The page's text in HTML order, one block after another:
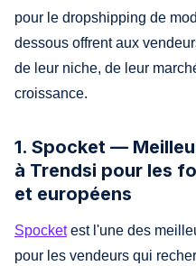
pour le dropshipping de
dessous offrent aux
de leur niche, de leur
croissance.
1. Spocket —
à Trendsi pour les
et européens
Spocketest l'une des
pour les vendeurs qui